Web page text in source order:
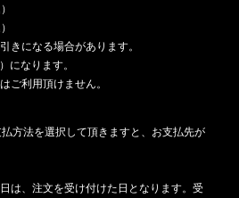
きになる場合があります。
になります。
ご利用頂けません。
方法を選択して頂きますと、お支払先が
は、注文を受け付けた日となります。受